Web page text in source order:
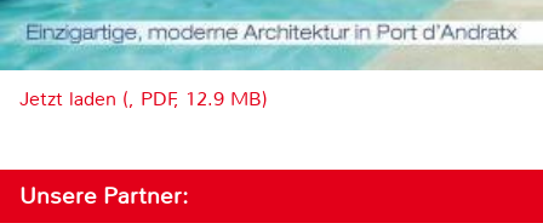
Jetzt laden (, PDF, 12.9 MB)
Unsere Partner: